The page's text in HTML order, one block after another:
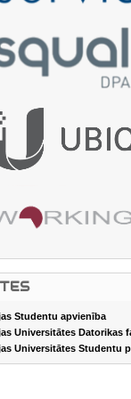
Studentu apvienība
Universitātes Datorikas
Universitātes Studentu